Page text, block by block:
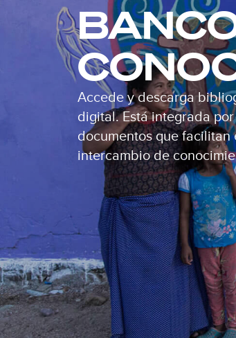
Accede y descarga
digital. Está integrada
documentos que
intercambio de